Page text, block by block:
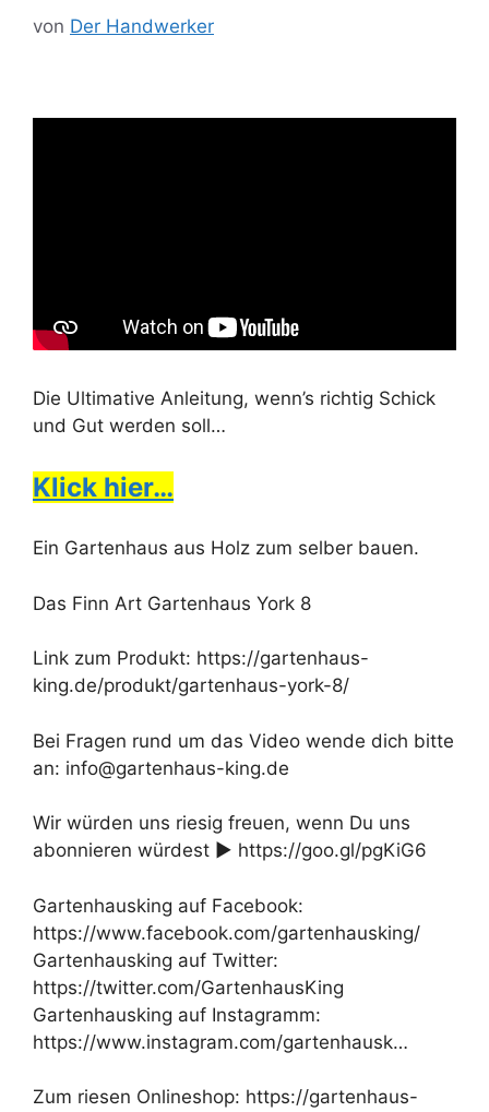
von Der Handwerker
Die Ultimative Anleitung, wenn’s richtig Schick
und Gut werden soll…
Klick hier…
Ein Gartenhaus aus Holz zum selber bauen.
Das Finn Art Gartenhaus York 8
Link zum Produkt: https://gartenhaus-
king.de/produkt/gartenhaus-york-8/
Bei Fragen rund um das Video wende dich bitte
an: info@gartenhaus-king.de
Wir würden uns riesig freuen, wenn Du uns
abonnieren würdest ► https://goo.gl/pgKiG6
Gartenhausking auf Facebook:
https://www.facebook.com/gartenhausking/
Gartenhausking auf Twitter:
https://twitter.com/GartenhausKing
Gartenhausking auf Instagramm:
https://www.instagram.com/gartenhausk…
Zum riesen Onlineshop: https://gartenhaus-